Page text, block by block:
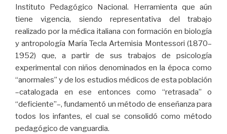
Instituto Pedagógico Nacional. Herramienta que aún
tiene vigencia, siendo representativa del trabajo
realizado por la médica italiana con formación en biología
y antropología María Tecla Artemisia Montessori (1870–
1952) que, a partir de sus trabajos de psicología
experimental con niños denominados en la época como
“anormales” y de los estudios médicos de esta población
–catalogada en ese entonces como “retrasada” o
“deficiente”–, fundamentó un método de enseñanza para
todos los infantes, el cual se consolidó como método
pedagógico de vanguardia.